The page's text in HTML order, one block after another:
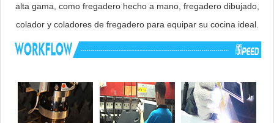
alta gama, como fregadero hecho a mano, fregadero dibujado,
colador y coladores de fregadero para equipar su cocina ideal.